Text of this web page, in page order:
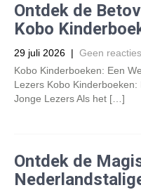
Ontdek de
Kobo
29 juli 2026 | Geen reacties
Kobo Kinderboeken: Een
Lezers Kobo
Jonge Lezers Als het […]
Ontdek de